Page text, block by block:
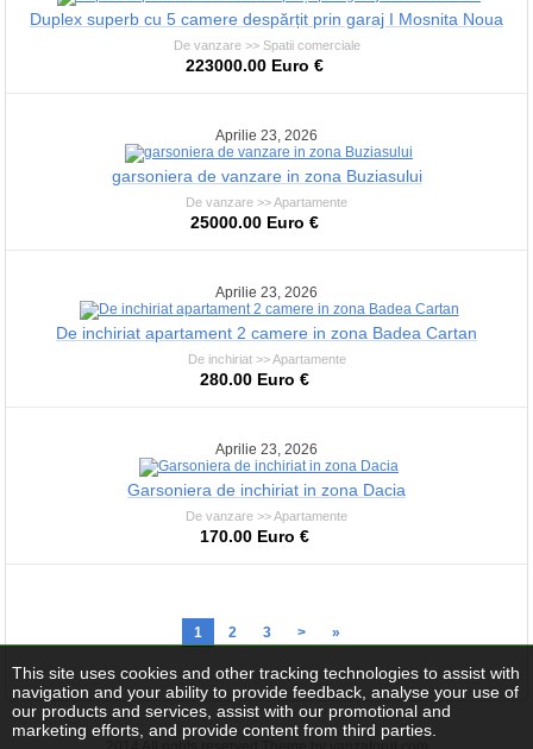
Duplex superb cu 5 camere despărțit prin garaj I Mosnita Noua
De vanzare >> Spatii comerciale
223000.00 Euro €
Aprilie 23, 2026
garsoniera de vanzare in zona Buziasului
De vanzare >> Apartamente
25000.00 Euro €
Aprilie 23, 2026
De inchiriat apartament 2 camere in zona Badea Cartan
De inchiriat >> Apartamente
280.00 Euro €
Aprilie 23, 2026
Garsoniera de inchiriat in zona Dacia
De vanzare >> Apartamente
170.00 Euro €
1 2 3 > »
This site uses cookies and other tracking technologies to assist with
navigation and your ability to provide feedback, analyse your use of
our products and services, assist with our promotional and
marketing efforts, and provide content from third parties.